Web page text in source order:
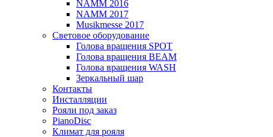
NAMM 2016
NAMM 2017
Musikmesse 2017
Световое оборудование
Голова вращения SPOT
Голова вращения BEAM
Голова вращения WASH
Зеркальный шар
Контакты
Инсталляции
Рояли под заказ
PianoDisc
Климат для рояля